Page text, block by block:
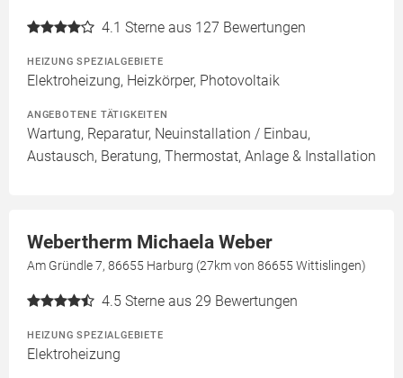
4.1 Sterne aus 127 Bewertungen
HEIZUNG SPEZIALGEBIETE
Elektroheizung, Heizkörper, Photovoltaik
ANGEBOTENE TÄTIGKEITEN
Wartung, Reparatur, Neuinstallation / Einbau,
Austausch, Beratung, Thermostat, Anlage & Installation
Webertherm Michaela Weber
Am Gründle 7, 86655 Harburg (27km von 86655 Wittislingen)
4.5 Sterne aus 29 Bewertungen
HEIZUNG SPEZIALGEBIETE
Elektroheizung